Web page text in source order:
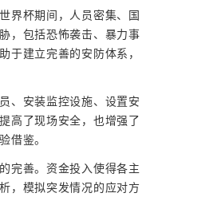
界杯期间，人员密集、国
，包括恐怖袭击、暴力事
于建立完善的安防体系，
、安装监控设施、设置安
高了现场安全，也增强了
借鉴。
完善。资金投入使得各主
，模拟突发情况的应对方